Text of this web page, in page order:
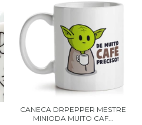
CANECA DRPEPPER MESTRE
MINIODA MUITO CAF...